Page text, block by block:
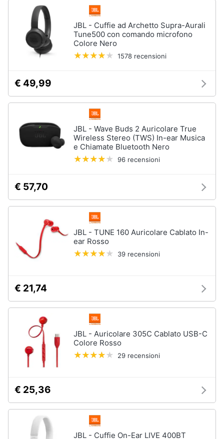
JBL - Cuffie ad Archetto Supra-Aurali
Tune500 con comando microfono
Colore Nero
1578 recensioni
€ 49,99
JBL - Wave Buds 2 Auricolare True
Wireless Stereo (TWS) In-ear Musica
e Chiamate Bluetooth Nero
96 recensioni
€ 57,70
JBL - TUNE 160 Auricolare Cablato In-
ear Rosso
39 recensioni
€ 21,74
JBL - Auricolare 305C Cablato USB-C
Colore Rosso
29 recensioni
€ 25,36
JBL - Cuffie On-Ear LIVE 400BT